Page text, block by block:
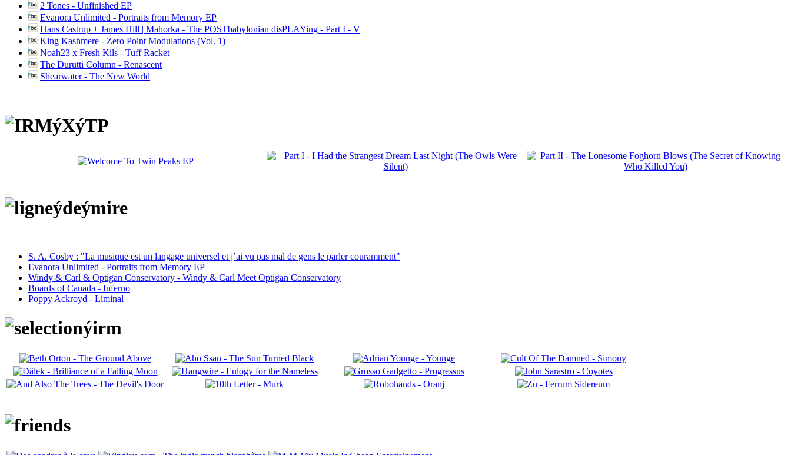
2 Tones - Unfinished EP
Evanora Unlimited - Portraits from Memory EP
Hans Castrup + James Hill | Mahorka - The POSTbabylonian disPLAYing - Part I - V
King Kashmere - Zero Point Modulations (Vol. 1)
Noah23 x Fresh Kils - Tuff Racket
The Durutti Column - Renascent
Shearwater - The New World
S. A. Cosby : "La musique est un langage universel et j’ai vu pas mal de gens le parler couramment"
Evanora Unlimited - Portraits from Memory EP
Windy & Carl & Optigan Conservatory - Windy & Carl Meet Optigan Conservatory
Boards of Canada - Inferno
Poppy Ackroyd - Liminal